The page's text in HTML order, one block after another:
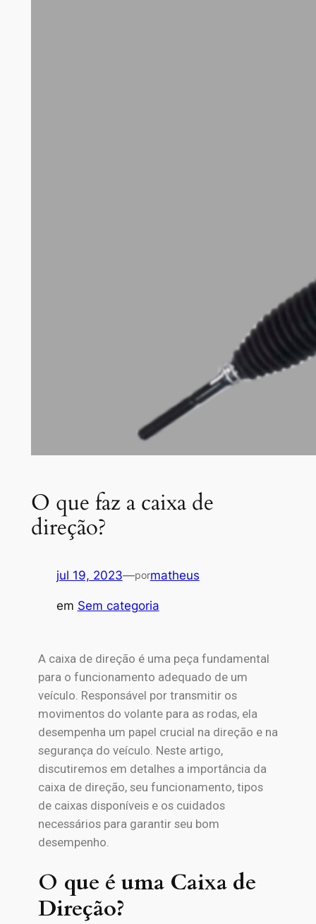
O que faz a caixa de
direção?
jul 19, 2023—pormatheus
em Sem categoria
A caixa de direção é uma peça fundamental
para o funcionamento adequado de um
veículo. Responsável por transmitir os
movimentos do volante para as rodas, ela
desempenha um papel crucial na direção e na
segurança do veículo. Neste artigo,
discutiremos em detalhes a importância da
caixa de direção, seu funcionamento, tipos
de caixas disponíveis e os cuidados
necessários para garantir seu bom
desempenho.
O que é uma Caixa de
Direção?